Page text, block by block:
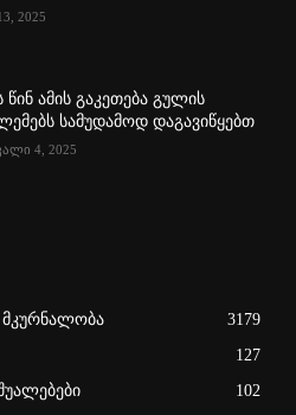
2025
წინ ამის გაკეთება გულის
სამუდამოდ დაგავიწყებთ
4, 2025
3179
127
102